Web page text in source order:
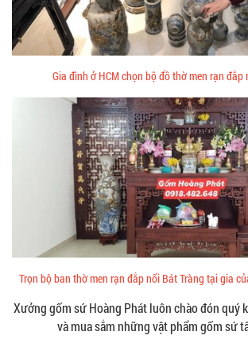
Gia đình ở HCM chọn bộ đồ thờ men rạn đắp
Trọn bộ ban thờ men rạn đắp nổi Bát Tràng tại gia
Xưởng gốm sứ Hoàng Phát luôn chào đón quý
và mua sắm những vật phẩm gốm sứ